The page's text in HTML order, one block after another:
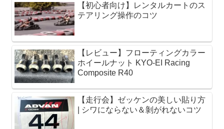
【初心者向け】レンタルカートのス
テアリング操作のコツ
【レビュー】フローティングカラー
ホイールナット KYO-EI Racing
Composite R40
【走行会】ゼッケンの美しい貼り方
| シワにならない＆剝がれないコツ